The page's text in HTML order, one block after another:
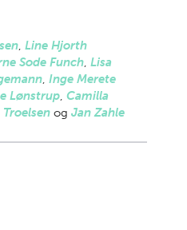
, Line Hjorth
Sode Funch, Lisa
, Inge Merete
Lønstrup, Camilla
og Jan Zahle